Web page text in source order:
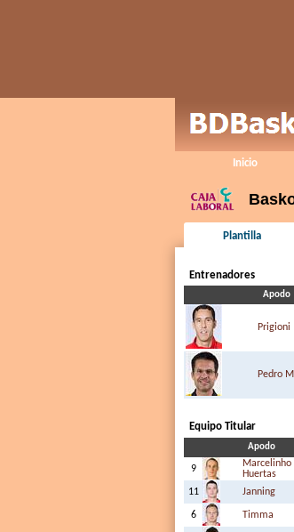
Inicio
Plantilla
Entrenadores
Apodo
Prigioni
Pedro
Equipo Titular
Apodo
9
Marcelinho
Huertas
11 Janning
6 Timma